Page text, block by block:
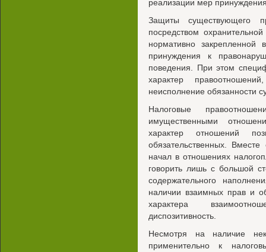
реализации мер
Защиты существующего
посредством
нормативно закрепленной
принуждения к
поведения. При этом
характер
неисполнение обязанности
Налоговые
имущественными
характер отношений
обязательственных.
начал в отношениях
говорить лишь с большой
содержательного
наличии взаимных прав и
характера
диспозитивность.
Несмотря на наличие
применительно к